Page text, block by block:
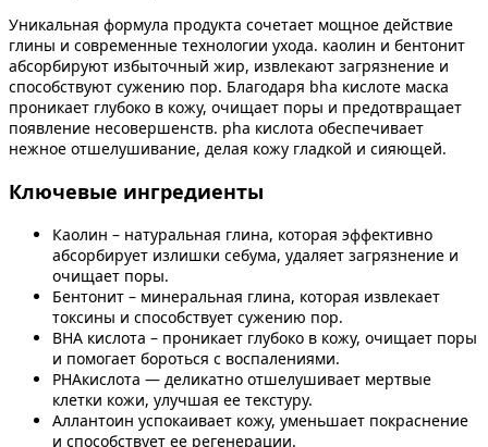
Уникальная формула продукта сочетает мощное действие
глины и современные технологии ухода. каолин и бентонит
абсорбируют избыточный жир, извлекают загрязнение и
способствуют сужению пор. Благодаря bha кислоте маска
проникает глубоко в кожу, очищает поры и предотвращает
появление несовершенств. pha кислота обеспечивает
нежное отшелушивание, делая кожу гладкой и сияющей.
Ключевые ингредиенты
Каолин – натуральная глина, которая эффективно
абсорбирует излишки себума, удаляет загрязнение и
очищает поры.
Бентонит – минеральная глина, которая извлекает
токсины и способствует сужению пор.
BHA кислота – проникает глубоко в кожу, очищает поры
и помогает бороться с воспалениями.
PHAкислота — деликатно отшелушивает мертвые
клетки кожи, улучшая ее текстуру.
Аллантоин успокаивает кожу, уменьшает покраснение
и способствует ее регенерации.